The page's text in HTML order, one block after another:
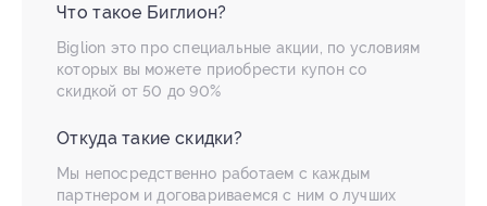
Что такое Биглион?
Biglion это про специальные акции, по условиям
которых вы можете приобрести купон со
скидкой от 50 до 90%
Откуда такие скидки?
Мы непосредственно работаем с каждым
партнером и договариваемся с ним о лучших